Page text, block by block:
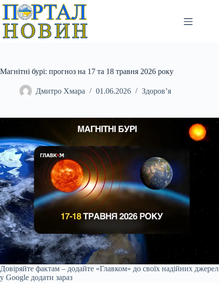
Перейти
вмісту
Магнітні бурі: прогноз на 17 та 18 травня 2026 року
Дмитро Хмара 01.06.2026 Здоров’я
Довіряйте фактам – додайте «Главком» до своїх надійних джерел
у Google додати зараз